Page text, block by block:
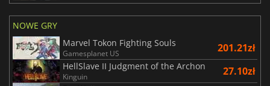
NOWE GRY
Marvel Tokon Fighting Souls
Gamesplanet US 201.21zł
HellSlave II Judgment of the Archon
Kinguin 27.10zł